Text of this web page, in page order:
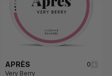
APRÈS
0
Very Berry